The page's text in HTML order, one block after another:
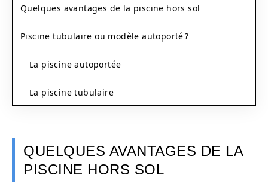
Quelques avantages de la piscine hors sol
Piscine tubulaire ou modèle autoporté ?
La piscine autoportée
La piscine tubulaire
QUELQUES AVANTAGES DE LA
PISCINE HORS SOL